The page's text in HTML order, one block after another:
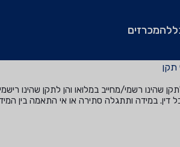
מכרזים
תקן
רשמי/מחייב במלואו והן לתקן שהינו
דין. במידה ותתגלה סתירה או אי התאמה בין